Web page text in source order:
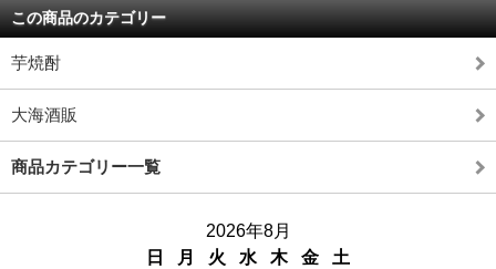
この商品のカテゴリー
芋焼酎
大海酒販
商品カテゴリー一覧
2026年8月
日
月 火 水 木 金
土